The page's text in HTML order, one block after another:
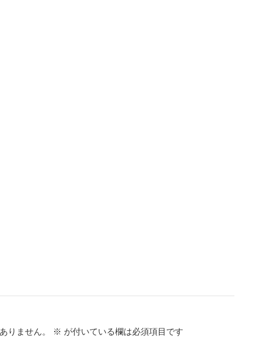
りません。 ※ が付いている欄は必須項目です